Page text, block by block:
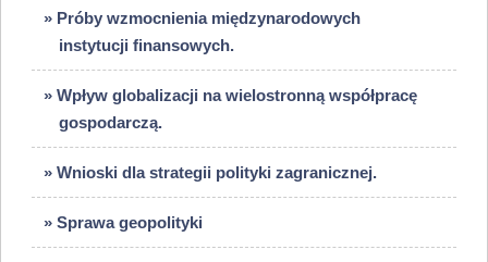
» Próby wzmocnienia międzynarodowych
instytucji finansowych.
» Wpływ globalizacji na wielostronną współpracę
gospodarczą.
» Wnioski dla strategii polityki zagranicznej.
» Sprawa geopolityki